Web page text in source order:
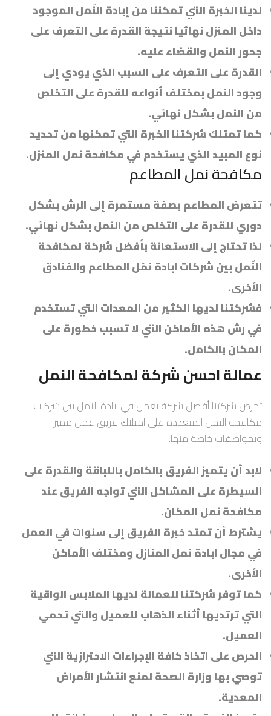
لدينا الخبرة التي تمكننا من إبادة النّمل الموجود
داخل المنزل نهائيًا نتيجة القدرة على التعرف على
جحور النمل والقضاء عليه.
القدرة على التعرف على السبب الذي يودي إلى
وجود النمل بمختلف أنواعه للقدرة على التخلص
من النمل بشكل نهائي.
كما تمتلك شركتنا الخبرة التي تمكنها من تحديد
نوع المبيد الذي يستخدم في مكافحة نمل المنزل.
مكافحة نمل المطاعم
تتعرض المطاعم بصفة مستمرة إلى الرش بشكل
دوري للقدرة على التخلص من النملبشكل نهائي.
لذا تحتاج إلى الاستعانة بأفضل شركة لمكافحة
النّملبين شركات ابادة نمّلالمطاعم والفنادق
الأخرى.
فشركتنا لديها الكثير من المعدات التي تستخدم
في رش هذه الأماكن التي لا تسبب خطورة على
المكان بالكامل.
عمالة احسن شركة لمكافحة النمل
تحرص شركتنا أفضل شركة تعمل في ابادة النمل بين شركات
مكافحة النمل المتعددة على امتلاك فريق عمل مميز
وبمواصفات خاصة منها:
لابد أن يتميز الفريق بالكامل باللباقة والقدرة على
السيطرة على المشاكل التي تواجه الفريق عند
مكافحة نمل المكان.
يشترط أن تمتد خبرة الفريق إلى سنوات في العمل
في مجال ابادة نمل المنازل ومختلف الأماكن
الأخرى.
كما توفر شركتنا للعمالة لديها الملابس الواقية
التي ترتديها أثناء الذهاب للعميل والتي تحمي
العميل.
الحرص على اتخاذ كافة الإجراءات الاحترازية التي
توصي بها وزارة الصحة لمنع انتشار الأمراض
المعدية.